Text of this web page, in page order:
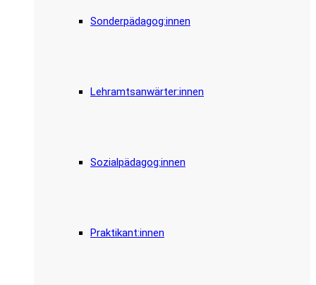
Sonderpädagog:innen
Lehramtsanwärter:innen
Sozialpädagog:innen
Praktikant:innen